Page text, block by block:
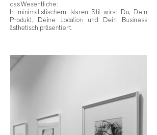
das Wesentliche:
In minimalistischem, klaren Stil wirst Du, Dein
Produkt, Deine Location und Dein Business
ästhetisch präsentiert.